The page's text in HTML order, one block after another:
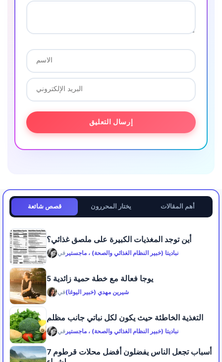
قصص شائعة يختار المحررون أهم المقالات
أين توجد المغذيات الكبيرة على ملصق غذائي؟
في نباديتا (خبير النظام الغذائي والصحة) ، ماجستير
5 يوجا فعالة مع خطة حمية زائدية
فيشيرين مهدي (خبير اليوغا)
التغذية الخاطئة حيث يكون لكل نباتي جانب مظلم
في نباديتا (خبير النظام الغذائي والصحة) ، ماجستير
7 أسباب تجعل الناس يفضلون أفضل محلات قرطوم